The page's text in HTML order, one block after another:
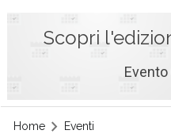
Scopri
Home Eventi